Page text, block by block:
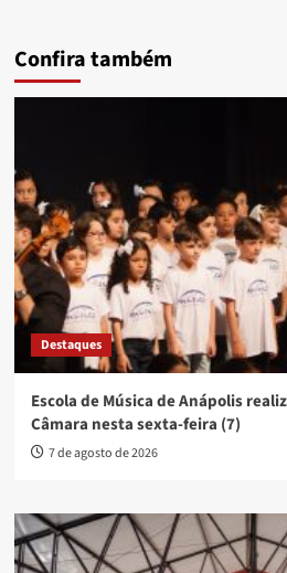
Confira também
Destaques
Escola de Música de Anápolis
Câmara nesta sexta-feira (7)
7 de agosto de 2026